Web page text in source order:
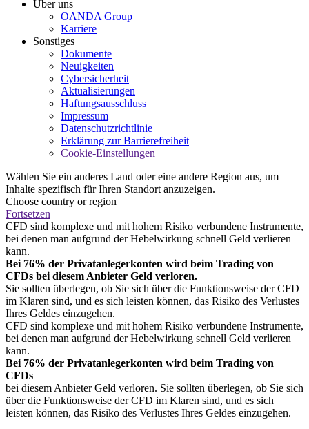
Über uns
OANDA Group
Karriere
Sonstiges
Dokumente
Neuigkeiten
Cybersicherheit
Aktualisierungen
Haftungsausschluss
Impressum
Datenschutzrichtlinie
Erklärung zur Barrierefreiheit
Cookie-Einstellungen
Wählen Sie ein anderes Land oder eine andere Region aus, um
Inhalte spezifisch für Ihren Standort anzuzeigen.
Choose country or region
Fortsetzen
CFD sind komplexe und mit hohem Risiko verbundene Instrumente,
bei denen man aufgrund der Hebelwirkung schnell Geld verlieren
kann.
Bei 76% der Privatanlegerkonten wird beim Trading von
CFDs bei diesem Anbieter Geld verloren.
Sie sollten überlegen, ob Sie sich über die Funktionsweise der CFD
im Klaren sind, und es sich leisten können, das Risiko des Verlustes
Ihres Geldes einzugehen.
CFD sind komplexe und mit hohem Risiko verbundene Instrumente,
bei denen man aufgrund der Hebelwirkung schnell Geld verlieren
kann.
Bei 76% der Privatanlegerkonten wird beim Trading von
CFDs
bei diesem Anbieter Geld verloren. Sie sollten überlegen, ob Sie sich
über die Funktionsweise der CFD im Klaren sind, und es sich
leisten können, das Risiko des Verlustes Ihres Geldes einzugehen.